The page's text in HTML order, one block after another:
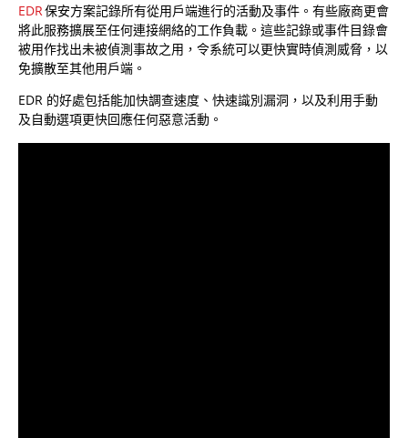
EDR保安方案記錄所有從用戶端進行的活動及事件。有些廠商更會
將此服務擴展至任何連接網絡的工作負載。這些記錄或事件目錄會
被用作找出未被偵測事故之用，令系統可以更快實時偵測威脅，以
免擴散至其他用戶端。
EDR 的好處包括能加快調查速度、快速識別漏洞，以及利用手動
及自動選項更快回應任何惡意活動。